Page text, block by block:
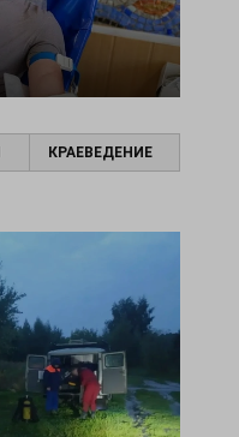
КРАЕВЕДЕНИЕ